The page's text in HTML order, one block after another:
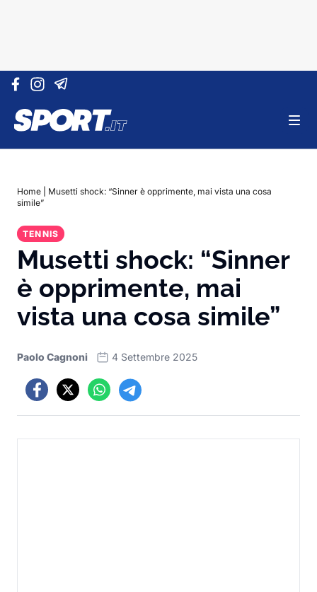
Vai al contenuto
Home
Musetti shock: “Sinner è opprimente, mai vista una cosa
simile”
TENNIS
Musetti shock: “Sinner
è opprimente, mai
vista una cosa simile”
Paolo Cagnoni 4 Settembre 2025